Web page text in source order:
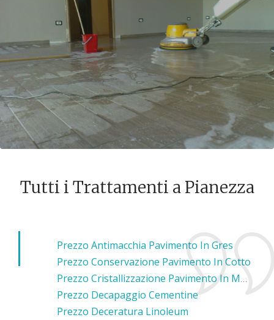
Tutti i Trattamenti a Pianezza
Prezzo Antimacchia Pavimento In Gres
Prezzo Conservazione Pavimento In Cotto
Prezzo Cristallizzazione Pavimento In Marmo
Prezzo Decapaggio Cementine
Prezzo Deceratura Linoleum